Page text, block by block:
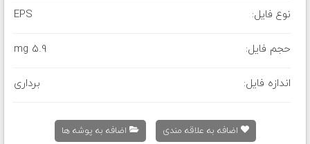
نوع فایل: EPS
حجم فایل: 5.9 mg
اندازه فایل: برداری
اضافه به علاقه مندی اضافه به پوشه ها